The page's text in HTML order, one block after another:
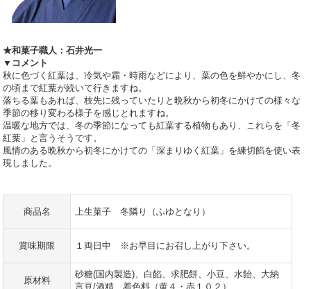
★和菓子職人：石井光一
▼コメント
秋に色づく紅葉は、冷気や霜・時雨などにより、葉の色を鮮やかにし、冬
の頃まで紅葉が続いて行きますね。
落ちる葉もあれば、枝先に残っていたりと晩秋から初冬にかけての様々な
季節の移り変わる様子を感じとれますね。
温暖な地方では、冬の季節になっても紅葉する植物もあり、これらを「冬
紅葉」と言うそうです。
風情のある晩秋から初冬にかけての「深まりゆく紅葉」を練切餡を使い表
現しました。
商品名 上生菓子 冬隣り（ふゆとなり）
賞味期限 １両日中 ※お早目にお召し上がり下さい。
原材料
砂糖(国内製造)、白餡、求肥餅、小豆、水飴、大納
言豆/酒精、着色料（黄４・赤１０２）